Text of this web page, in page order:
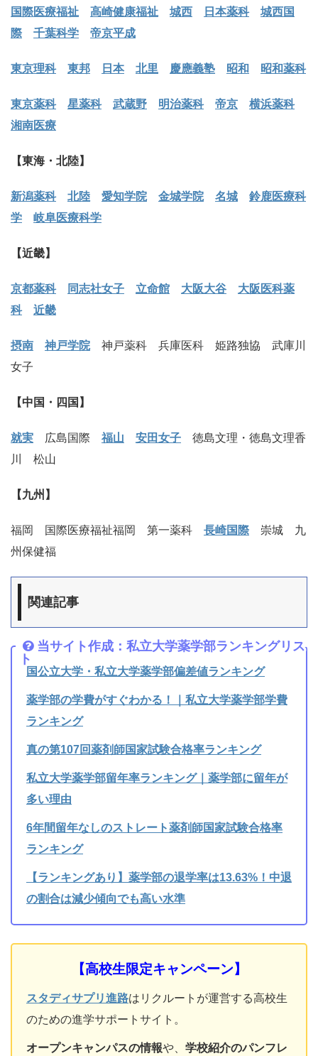
国際医療福祉 高崎健康福祉 城西 日本薬科
城西国
際
千葉科学 帝京平成
東京理科 東邦 日本 北里 慶應義塾 昭和 昭和薬科
東京薬科 星薬科 武蔵野 明治薬科 帝京
横浜薬科
湘南医療
【東海・北陸】
新潟薬科 北陸 愛知学院 金城学院 名城
鈴鹿医療科
学
岐阜医療科学
【近畿】
京都薬科 同志社女子 立命館 大阪大谷
大阪医科薬
科
近畿
摂南 神戸学院神戸薬科 兵庫医科 姫路独協 武庫川
女子
【中国・四国】
就実 広島国際 福山 安田女子 徳島文理・徳島文理香
川 松山
【九州】
福岡 国際医療福祉福岡 第一薬科 長崎国際
崇城 九
州保健福
関連記事
当サイト作成：私立大学薬学部ランキングリス
ト
国公立大学・私立大学薬学部偏差値ランキング
薬学部の学費がすぐわかる！｜私立大学薬学部学費
ランキング
真の第107回薬剤師国家試験合格率ランキング
私立大学薬学部留年率ランキング｜薬学部に留年が
多い理由
6年間留年なしのストレート薬剤師国家試験合格率
ランキング
【ランキングあり】薬学部の退学率は13.63%！中退
の割合は減少傾向でも高い水準
【高校生限定キャンペーン】
スタディサプリ進路はリクルートが運営する高校生
のための進学サポートサイト。
オープンキャンパスの情報や、 学校紹介のパンフレ